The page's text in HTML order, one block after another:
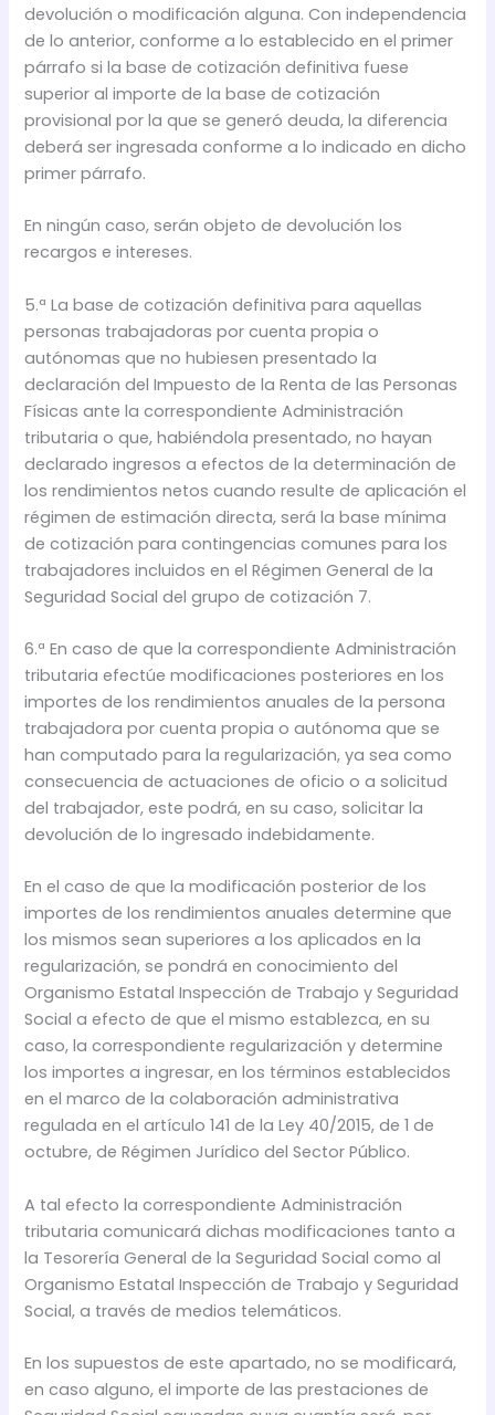
devolución o modificación alguna. Con independencia
de lo anterior, conforme a lo establecido en el primer
párrafo si la base de cotización definitiva fuese
superior al importe de la base de cotización
provisional por la que se generó deuda, la diferencia
deberá ser ingresada conforme a lo indicado en dicho
primer párrafo.
En ningún caso, serán objeto de devolución los
recargos e intereses.
5.ª La base de cotización definitiva para aquellas
personas trabajadoras por cuenta propia o
autónomas que no hubiesen presentado la
declaración del Impuesto de la Renta de las Personas
Físicas ante la correspondiente Administración
tributaria o que, habiéndola presentado, no hayan
declarado ingresos a efectos de la determinación de
los rendimientos netos cuando resulte de aplicación el
régimen de estimación directa, será la base mínima
de cotización para contingencias comunes para los
trabajadores incluidos en el Régimen General de la
Seguridad Social del grupo de cotización 7.
6.ª En caso de que la correspondiente Administración
tributaria efectúe modificaciones posteriores en los
importes de los rendimientos anuales de la persona
trabajadora por cuenta propia o autónoma que se
han computado para la regularización, ya sea como
consecuencia de actuaciones de oficio o a solicitud
del trabajador, este podrá, en su caso, solicitar la
devolución de lo ingresado indebidamente.
En el caso de que la modificación posterior de los
importes de los rendimientos anuales determine que
los mismos sean superiores a los aplicados en la
regularización, se pondrá en conocimiento del
Organismo Estatal Inspección de Trabajo y Seguridad
Social a efecto de que el mismo establezca, en su
caso, la correspondiente regularización y determine
los importes a ingresar, en los términos establecidos
en el marco de la colaboración administrativa
regulada en el artículo 141 de la Ley 40/2015, de 1 de
octubre, de Régimen Jurídico del Sector Público.
A tal efecto la correspondiente Administración
tributaria comunicará dichas modificaciones tanto a
la Tesorería General de la Seguridad Social como al
Organismo Estatal Inspección de Trabajo y Seguridad
Social, a través de medios telemáticos.
En los supuestos de este apartado, no se modificará,
en caso alguno, el importe de las prestaciones de